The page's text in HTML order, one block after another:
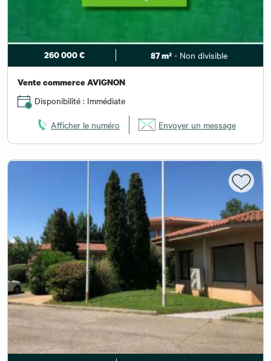
260 000 € 87 m²- Non divisible
Vente commerce AVIGNON
Disponibilité : Immédiate
Afficher le numéro Envoyer un message